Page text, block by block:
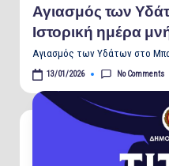
Αγιασμός των
Ιστορική ημέρα
Αγιασμός των Υδάτων στο
13/01/2026 No Comments